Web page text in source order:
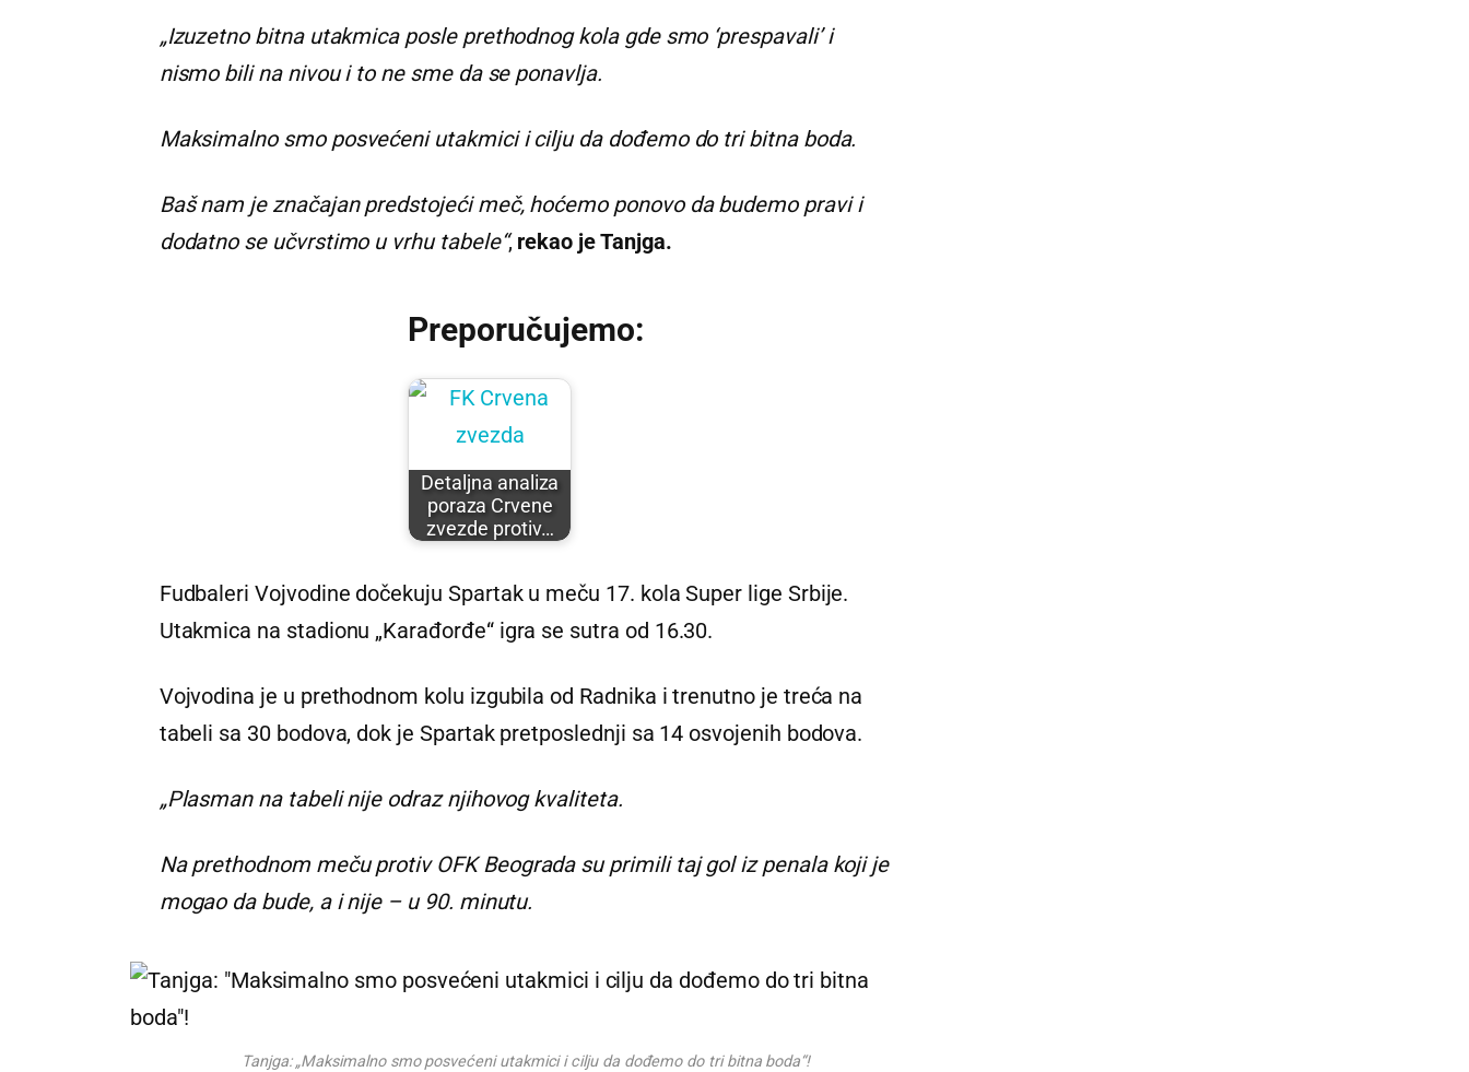
„Izuzetno bitna utakmica posle prethodnog kola gde smo ‘prespavali’ i
nismo bili na nivou i to ne sme da se ponavlja.
Maksimalno smo posvećeni utakmici i cilju da dođemo do tri bitna boda.
Baš nam je značajan predstojeći meč, hoćemo ponovo da budemo pravi i
dodatno se učvrstimo u vrhu tabele“,rekao je Tanjga.
Preporučujemo:
Detaljna analiza
poraza Crvene
zvezde protiv…
Fudbaleri Vojvodine dočekuju Spartak u meču 17. kola Super lige Srbije.
Utakmica na stadionu „Karađorđe“ igra se sutra od 16.30.
Vojvodina je u prethodnom kolu izgubila od Radnika i trenutno je treća na
tabeli sa 30 bodova, dok je Spartak pretposlednji sa 14 osvojenih bodova.
„Plasman na tabeli nije odraz njihovog kvaliteta.
Na prethodnom meču protiv OFK Beograda su primili taj gol iz penala koji je
mogao da bude, a i nije – u 90. minutu.
Tanjga: „Maksimalno smo posvećeni utakmici i cilju da dođemo do tri bitna boda“!